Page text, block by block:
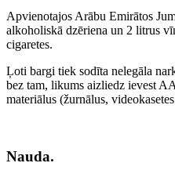
Apvienotajos Arābu Emirātos
alkoholiskā dzēriena un 2 litrus
cigaretes.
Ļoti bargi tiek sodīta nelegāla
bez tam, likums aizliedz ievest
materiālus (žurnālus,
Nauda.